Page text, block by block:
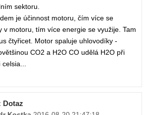
sektoru.
je účinnost motoru, čím více se
v motoru, tím více energie se využije. Tam
čtyřicet. Motor spaluje uhlovodíky -
CO2 a H2O CO udělá H2O při
celsia...
Dotaz